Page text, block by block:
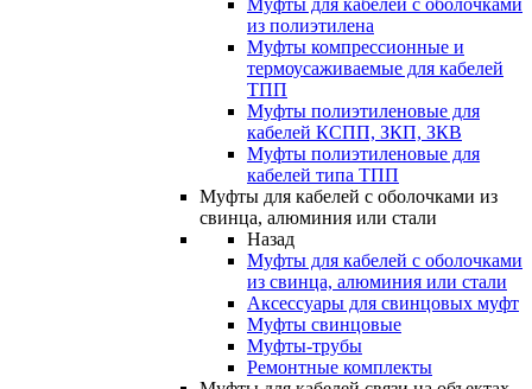
Муфты для кабелей с оболочками
из полиэтилена
Муфты компрессионные и
термоусаживаемые для кабелей
ТПП
Муфты полиэтиленовые для
кабелей КСПП, ЗКП, ЗКВ
Муфты полиэтиленовые для
кабелей типа ТПП
Муфты для кабелей с оболочками из
свинца, алюминия или стали
Назад
Муфты для кабелей с оболочками
из свинца, алюминия или стали
Аксессуары для свинцовых муфт
Муфты свинцовые
Муфты-трубы
Ремонтные комплекты